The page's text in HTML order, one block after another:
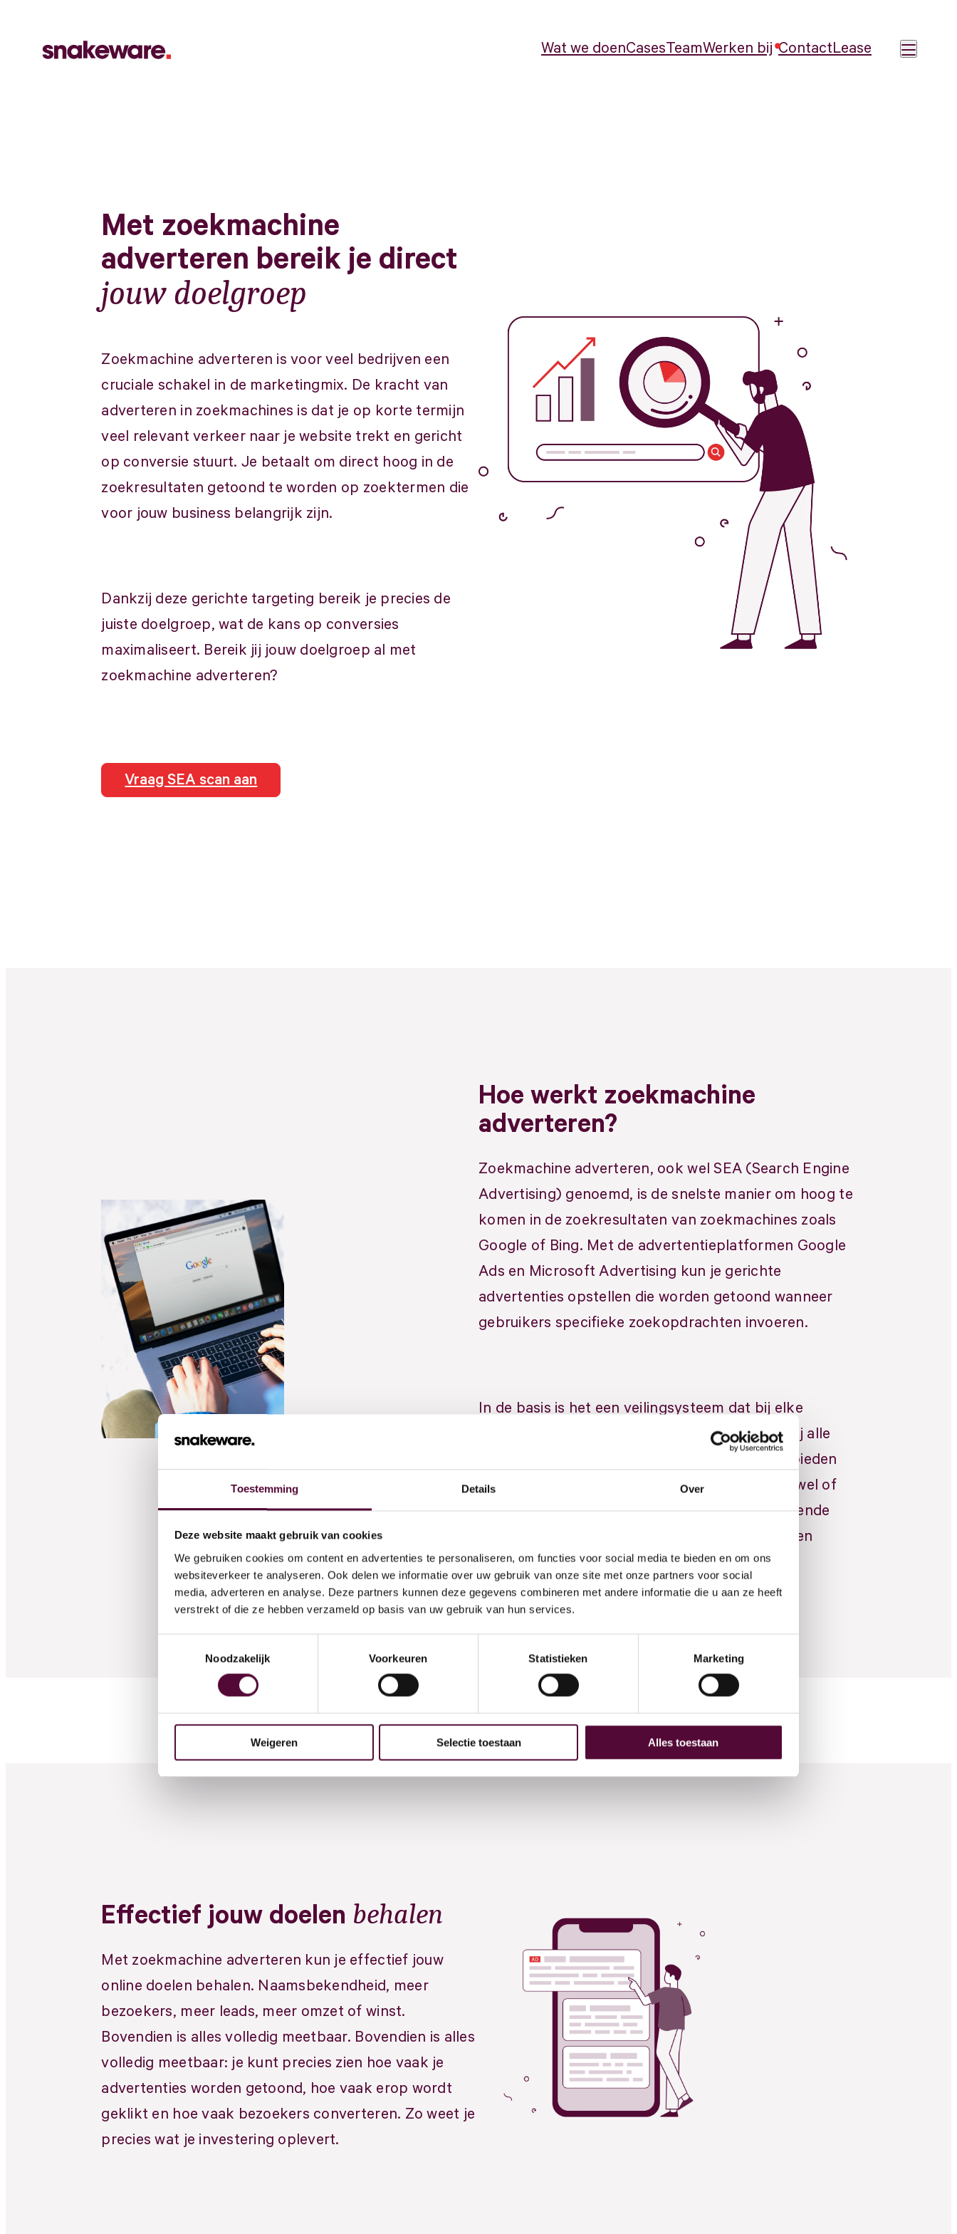
Toestemming Details Over
Deze website maakt gebruik van cookies
We gebruiken cookies om content en advertenties te personaliseren, om functies voor social media te bieden en om ons
websiteverkeer te analyseren. Ook delen we informatie over uw gebruik van onze site met onze partners voor social
media, adverteren en analyse. Deze partners kunnen deze gegevens combineren met andere informatie die u aan ze heeft
verstrekt of die ze hebben verzameld op basis van uw gebruik van hun services.
Noodzakelijk
Voorkeuren Statistieken Marketing
Weigeren Selectie toestaan Alles toestaan
Wat we doen
Cases
Team
Werken bij
4
Contact
Lease
AI
GEO
+31 (0) 515 431 895
info@snakeware.nl
Veemarktplein 1, 8601 DA Sneek
Wat we doenCasesTeamWerken bij ContactLease
Met zoekmachine
adverteren bereik je direct
jouw doelgroep
Zoekmachine adverteren is voor veel bedrijven een
cruciale schakel in de marketingmix. De kracht van
adverteren in zoekmachines is dat je op korte termijn
veel relevant verkeer naar je website trekt en gericht
op conversie stuurt. Je betaalt om direct hoog in de
zoekresultaten getoond te worden op zoektermen die
voor jouw business belangrijk zijn.
Dankzij deze gerichte targeting bereik je precies de
juiste doelgroep, wat de kans op conversies
maximaliseert. Bereik jij jouw doelgroep al met
zoekmachine adverteren?
Vraag SEA scan aan
Hoe werkt zoekmachine
adverteren?
Zoekmachine adverteren, ook wel SEA (Search Engine
Advertising) genoemd, is de snelste manier om hoog te
komen in de zoekresultaten van zoekmachines zoals
Google of Bing. Met de advertentieplatformen Google
Ads en Microsoft Advertising kun je gerichte
advertenties opstellen die worden getoond wanneer
gebruikers specifieke zoekopdrachten invoeren.
In de basis is het een veilingsysteem dat bij elke
zoekopdracht een real-time veiling doet waarbij alle
adverteerders die op een bepaald zoekwoord bieden
de kans hebben om vertoond te worden. Of je wel of
niet vertoond wordt is afhankelijk van verschillende
factoren zoals relevantie, beschikbare budget en
hoogte van het bod.
Effectief jouw doelen behalen
Met zoekmachine adverteren kun je effectief jouw
online doelen behalen. Naamsbekendheid, meer
bezoekers, meer leads, meer omzet of winst.
Bovendien is alles volledig meetbaar. Bovendien is alles
volledig meetbaar: je kunt precies zien hoe vaak je
advertenties worden getoond, hoe vaak erop wordt
geklikt en hoe vaak bezoekers converteren. Zo weet je
precies wat je investering oplevert.